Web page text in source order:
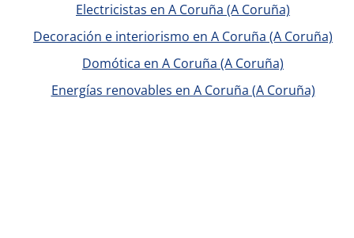
Electricistas en A Coruña (A Coruña)
Decoración e interiorismo en A Coruña (A Coruña)
Domótica en A Coruña (A Coruña)
Energías renovables en A Coruña (A Coruña)